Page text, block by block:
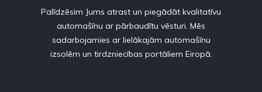
Palīdzēsim Jums atrast un piegādāt kvalitatīvu
automašīnu ar pārbaudītu vēsturi. Mēs
sadarbojamies ar lielākajām automašīnu
izsolēm un tirdzniecības portāliem Eiropā.